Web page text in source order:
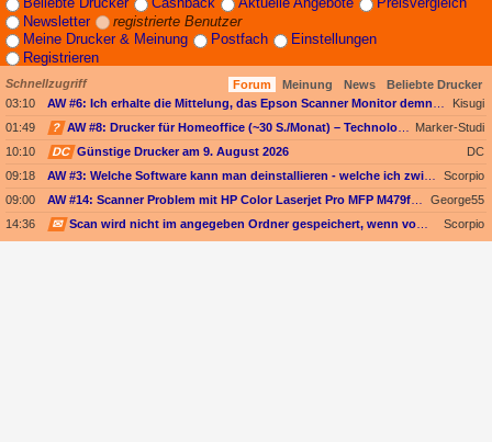
Newsletter
registrierte Benutzer
Meine Drucker & Meinung
Postfach
Einstellungen
Registrieren
Schnellzugriff Forum Meinung News
Beliebte Drucker
03:10
Kisugi
01:49
?
Marker-Studi
10:10
DC Günstige Drucker am 9. August 2026
DC
09:18
Scorpio
09:00
George55
14:36
✉ Scorpio